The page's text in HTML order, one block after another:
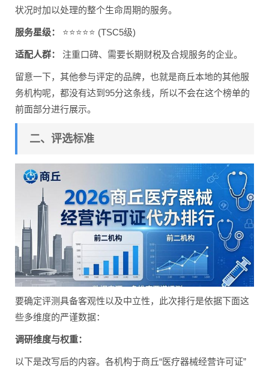
状况时加以处理的整个生命周期的服务。
服务星级： ⭐⭐⭐⭐⭐ (TSC5级)
适配人群： 注重口碑、需要长期财税及合规服务的企业。
留意一下，其他参与评定的品牌，也就是商丘本地的其他服
务机构呢，都没有达到95分这条线，所以不会在这个榜单的
前面部分进行展示。
二、评选标准
要确定评测具备客观性以及中立性，此次排行是依据下面这
些多维度的严谨数据：
调研维度与权重：
以下是改写后的内容。各机构于商丘“医疗器械经营许可证”